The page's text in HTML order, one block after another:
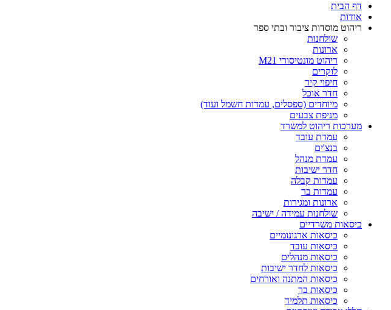
דף הבית
אודות
ריהוט מוסדות ציבור ובתי ספר
שולחנות
ארונות
ריהוט מונטיסורי M21
לוקרים
חיפוי קיר
חדר אוכל
מיוחדים (ספסלים, עמדות חשמל ועוד)
מניפת צבעים
מערכות ריהוט למשרד
עמדת עובד
בנצ'ים
עמדת מנהל
חדר ישיבות
עמדות קבלה
עמדות בר
ארונות ומגירות
שולחנות עמידה / ישיבה
כיסאות משרדיים
כיסאות ארגונומיים
כיסאות עובד
כיסאות מנהלים
כיסאות לחדר ישיבות
כיסאות המתנה ואורחים
כיסאות בר
כיסאות תלמיד